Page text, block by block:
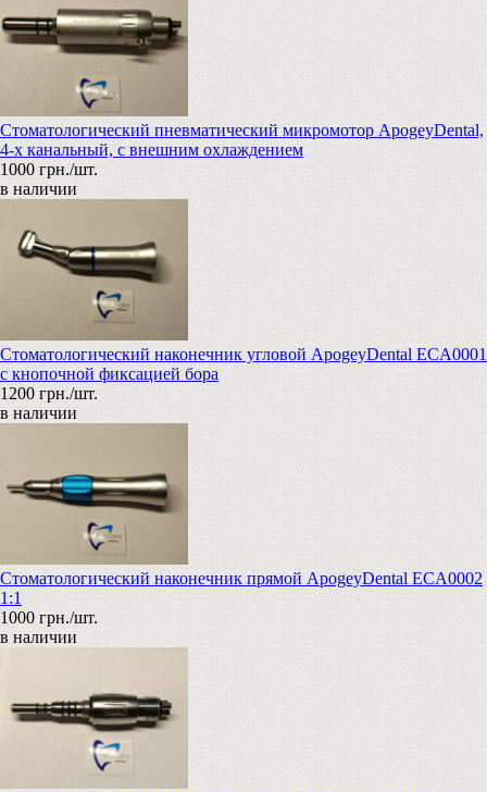
Стоматологический пневматический микромотор ApogeyDental,
4-х канальный, с внешним охлаждением
1000 грн./шт.
в наличии
Стоматологический наконечник угловой ApogeyDental ECA0001
с кнопочной фиксацией бора
1200 грн./шт.
в наличии
Стоматологический наконечник прямой ApogeyDental ECA0002
1:1
1000 грн./шт.
в наличии